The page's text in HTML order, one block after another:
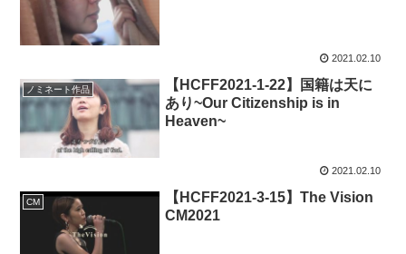
2021.02.10
ノミネート作品
【HCFF2021-1-22】国籍は天に
あり~Our Citizenship is in
Heaven~
2021.02.10
CM
【HCFF2021-3-15】The Vision
CM2021